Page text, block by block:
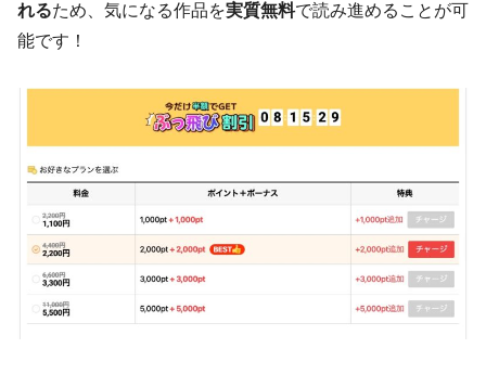
れるため、気になる作品を実質無料で読み進めることが可
能です！